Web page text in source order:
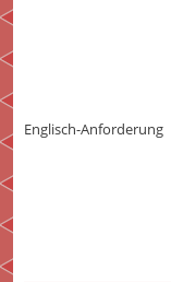
Englisch-Anforderung